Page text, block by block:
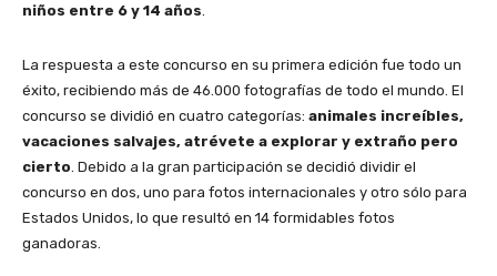
niños entre 6 y 14 años
La respuesta a este concurso en su primera edición fue todo un
éxito, recibiendo más de 46.000 fotografías de todo el mundo. El
concurso se dividió en cuatro categorías: animales increíbles,
vacaciones salvajes, atrévete a explorar y extraño pero
cierto . Debido a la gran participación se decidió dividir el
concurso en dos, uno para fotos internacionales y otro sólo para
Estados Unidos, lo que resultó en 14 formidables fotos
ganadoras.